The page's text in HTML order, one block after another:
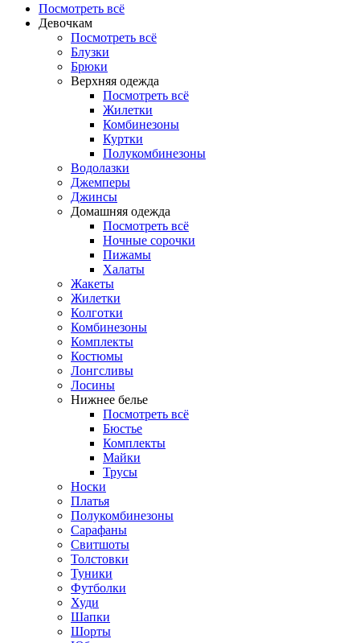
Посмотреть всё
Девочкам
Посмотреть всё
Блузки
Брюки
Верхняя одежда
Посмотреть всё
Жилетки
Комбинезоны
Куртки
Полукомбинезоны
Водолазки
Джемперы
Джинсы
Домашняя одежда
Посмотреть всё
Ночные сорочки
Пижамы
Халаты
Жакеты
Жилетки
Колготки
Комбинезоны
Комплекты
Костюмы
Лонгсливы
Лосины
Нижнее белье
Посмотреть всё
Бюстье
Комплекты
Майки
Трусы
Носки
Платья
Полукомбинезоны
Сарафаны
Свитшоты
Толстовки
Туники
Футболки
Худи
Шапки
Шорты